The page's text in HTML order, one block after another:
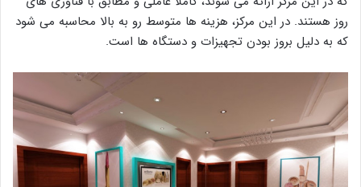
روز هستند. در این مرکز، هزینه ها متوسط رو به بالا محاسبه می شود
که به دلیل بروز بودن تجهیزات و دستگاه ها است.